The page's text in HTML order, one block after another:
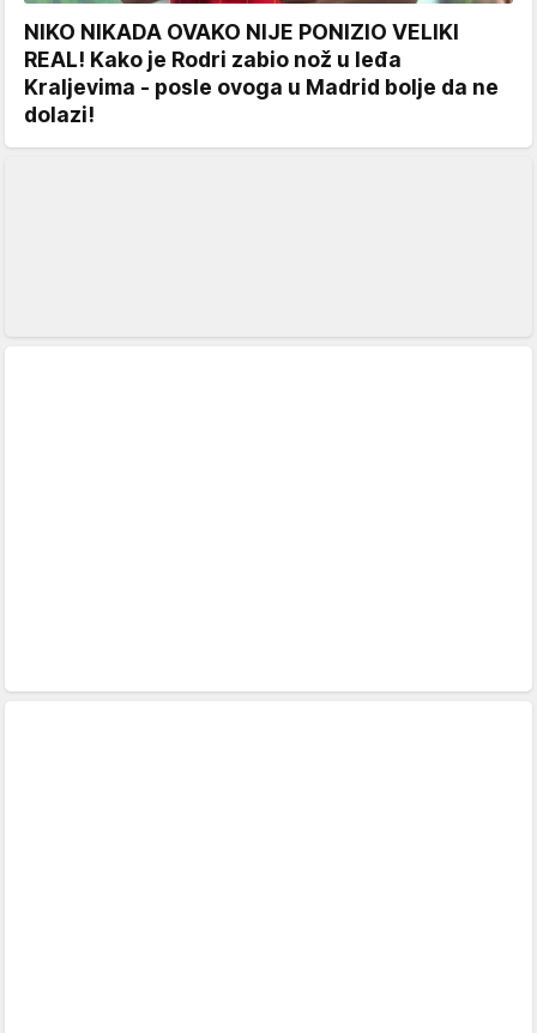
NIKO NIKADA OVAKO NIJE PONIZIO VELIKI
REAL! Kako je Rodri zabio nož u leđa
Kraljevima - posle ovoga u Madrid bolje da ne
dolazi!